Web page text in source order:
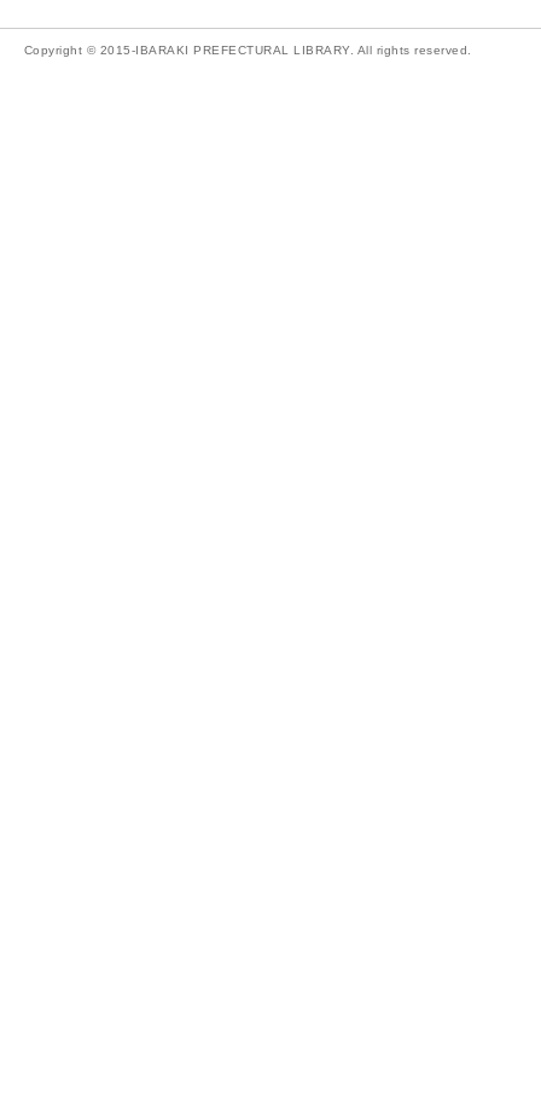
Copyright © 2015-IBARAKI PREFECTURAL LIBRARY. All rights reserved.